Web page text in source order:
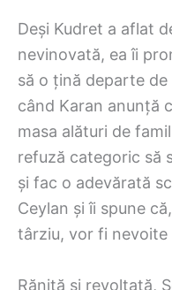
Deși Kudret a aflat
nevinovată, ea îi
să o țină departe
când Karan anunță
masa alături de
refuză categoric să
și fac o adevărată
Ceylan și îi spune
târziu, vor fi nevoite
Rănită și revoltată,